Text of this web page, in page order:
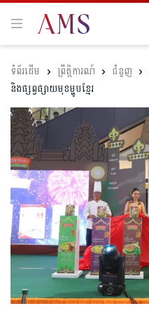
ព្រឹត្តិការណ៍ ជំនួញ
និងផ្សព្វផ្សាយមុខម្ហូបខ្មែរ